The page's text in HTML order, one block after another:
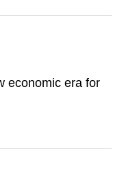
economic era for